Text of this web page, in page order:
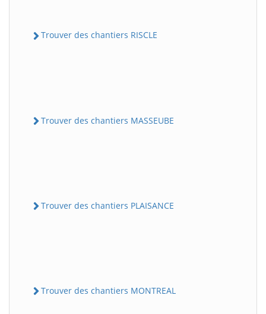
Trouver des chantiers RISCLE
Trouver des chantiers MASSEUBE
Trouver des chantiers PLAISANCE
Trouver des chantiers MONTREAL